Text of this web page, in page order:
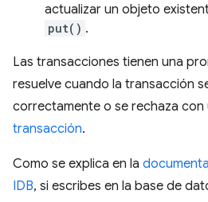
actualizar un objeto
put() .
Las transacciones tienen una
resuelve cuando la transacción
correctamente o se rechaza con
transacción.
Como se explica en la
IDB, si escribes en la base de